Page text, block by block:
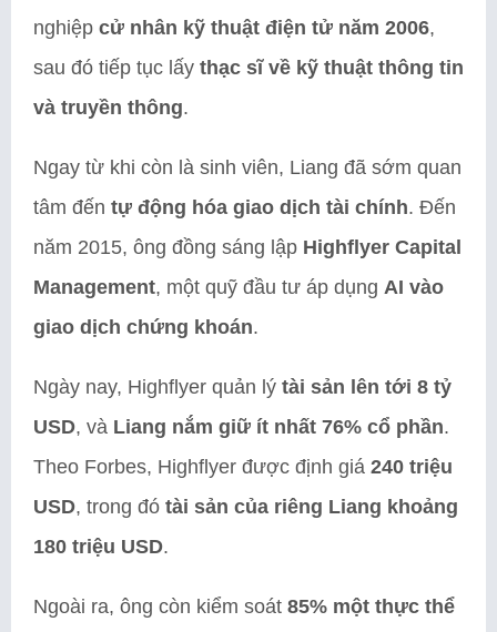
nghiệp cử nhân kỹ thuật điện tử năm 2006,
sau đó tiếp tục lấy thạc sĩ về kỹ thuật thông tin
và truyền thông.
Ngay từ khi còn là sinh viên, Liang đã sớm quan
tâm đến tự động hóa giao dịch tài chính. Đến
năm 2015, ông đồng sáng lập Highflyer Capital
Management, một quỹ đầu tư áp dụng AI vào
giao dịch chứng khoán.
Ngày nay, Highflyer quản lý tài sản lên tới 8 tỷ
USD, và Liang nắm giữ ít nhất 76% cổ phần.
Theo Forbes, Highflyer được định giá 240 triệu
USD, trong đó tài sản của riêng Liang khoảng
180 triệu USD.
Ngoài ra, ông còn kiểm soát 85% một thực thể